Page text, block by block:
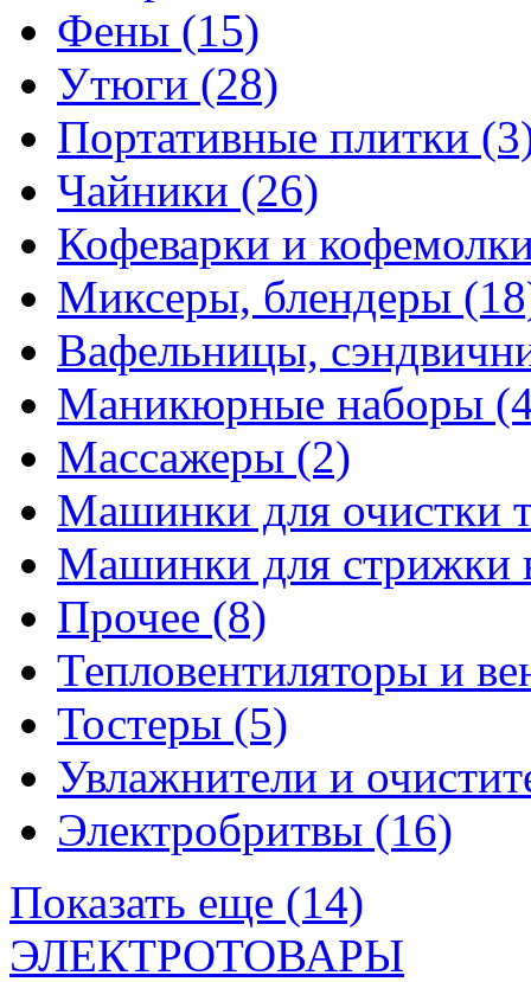
Фены (15)
Утюги (28)
Портативные плитки
Чайники (26)
Кофеварки и
Миксеры, блендеры
Вафельницы,
Маникюрные наборы
Массажеры (2)
Машинки для очистки
Машинки для стрижки
Прочее (8)
Тепловентиляторы и
Тостеры (5)
Увлажнители и
Электробритвы (16)
Показать еще (14)
ЭЛЕКТРОТОВАРЫ